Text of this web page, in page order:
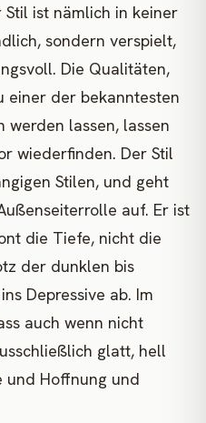
ist nämlich in keiner
sondern verspielt,
Die Qualitäten,
einer der bekanntesten
werden lassen, lassen
wiederfinden. Der Stil
Stilen, und geht
auf. Er ist
die Tiefe, nicht die
der dunklen bis
Depressive ab. Im
auch wenn nicht
glatt, hell
und Hoffnung und